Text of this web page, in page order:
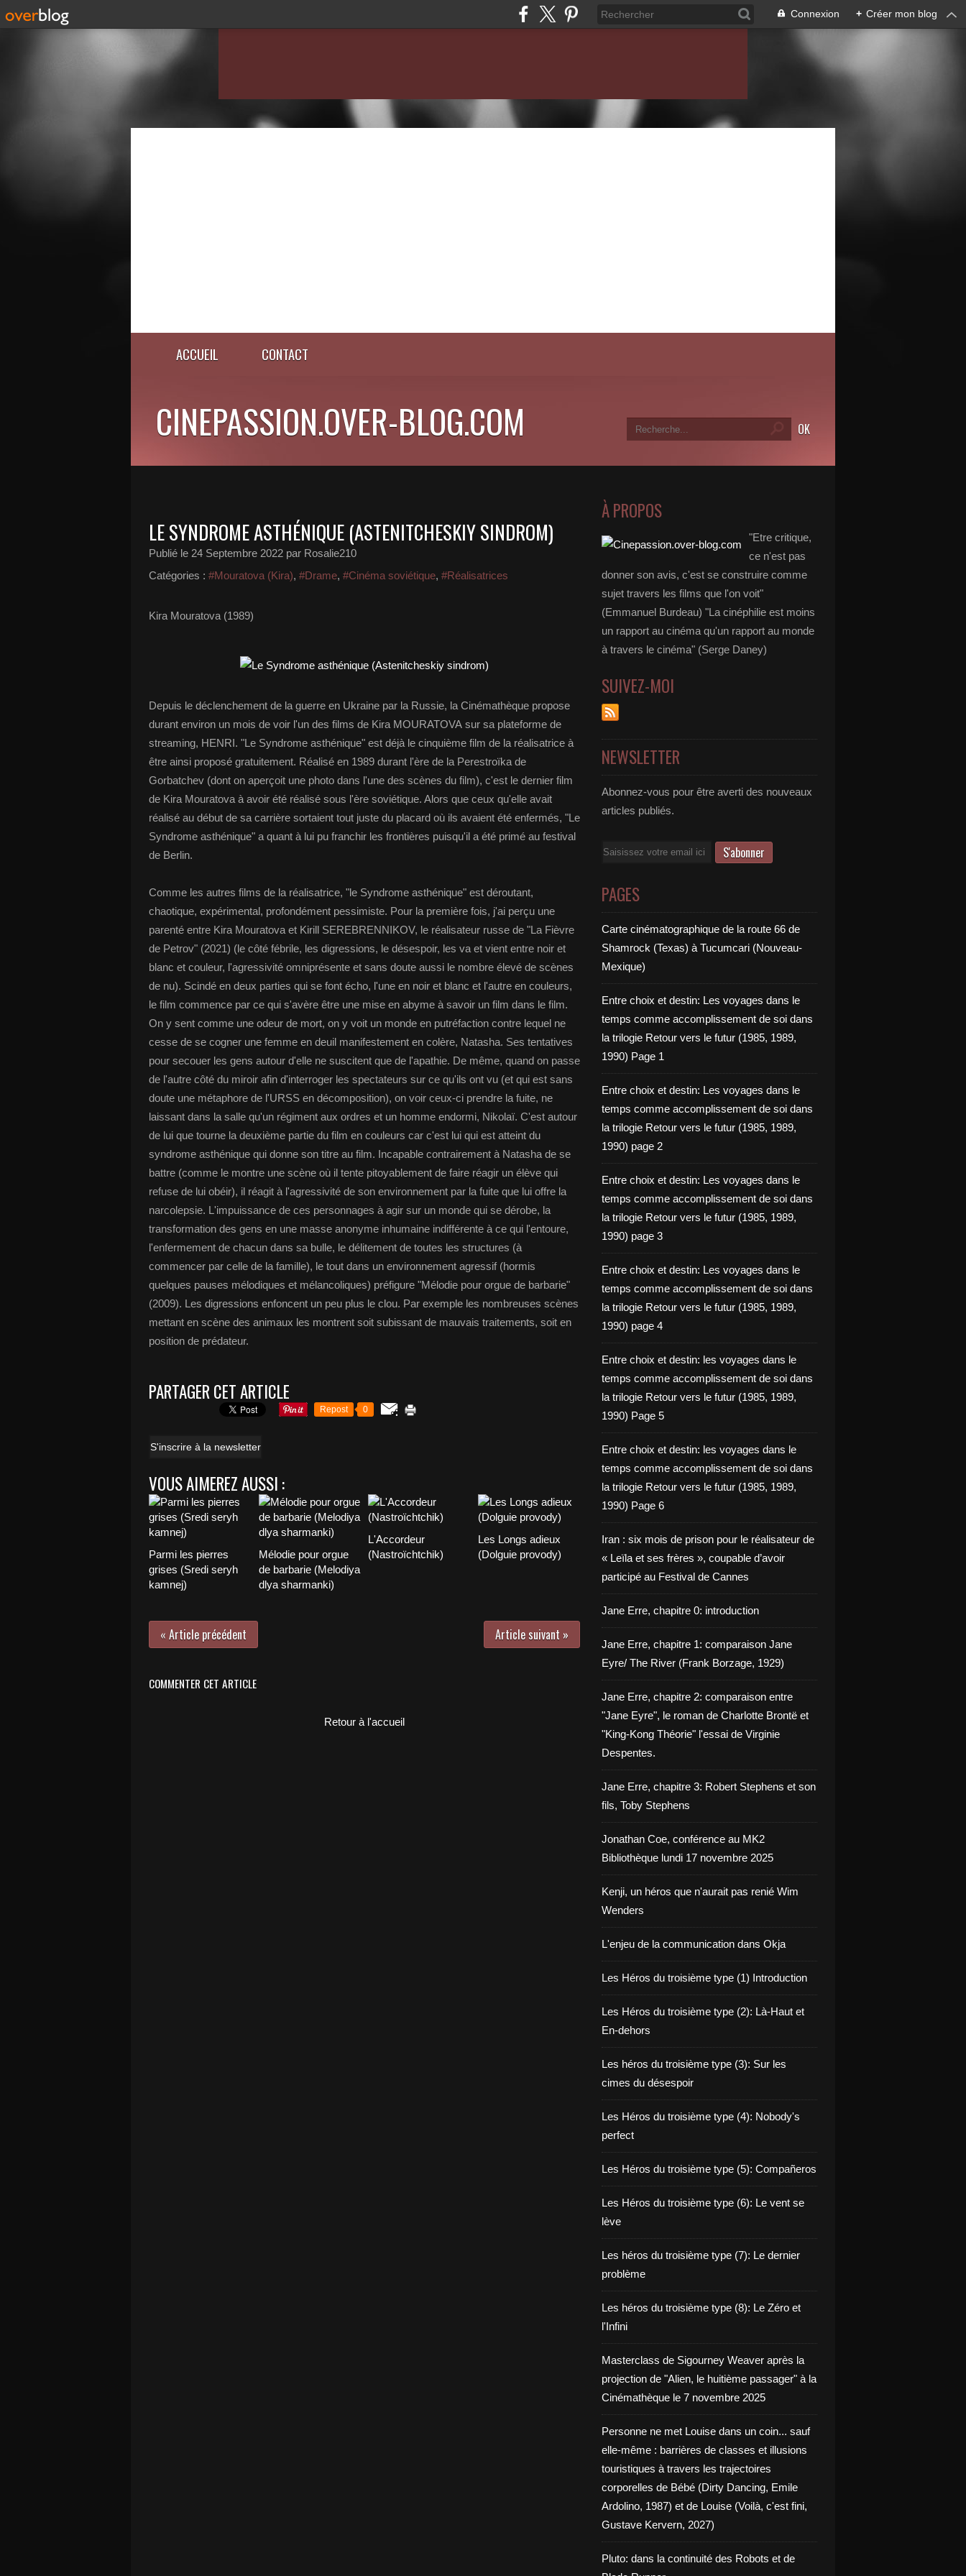
Connexion + Créer mon blog
ACCUEIL CONTACT
CINEPASSION.OVER-BLOG.COM
LE SYNDROME ASTHÉNIQUE (ASTENITCHESKIY SINDROM)
Publié le 24 Septembre 2022 par Rosalie210
Catégories : #Mouratova (Kira), #Drame, #Cinéma soviétique, #Réalisatrices
Kira Mouratova (1989)
Depuis le déclenchement de la guerre en Ukraine par la Russie, la Cinémathèque propose
durant environ un mois de voir l'un des films de Kira MOURATOVA sur sa plateforme de
streaming, HENRI. "Le Syndrome asthénique" est déjà le cinquième film de la réalisatrice à
être ainsi proposé gratuitement. Réalisé en 1989 durant l'ère de la Perestroïka de
Gorbatchev (dont on aperçoit une photo dans l'une des scènes du film), c'est le dernier film
de Kira Mouratova à avoir été réalisé sous l'ère soviétique. Alors que ceux qu'elle avait
réalisé au début de sa carrière sortaient tout juste du placard où ils avaient été enfermés, "Le
Syndrome asthénique" a quant à lui pu franchir les frontières puisqu'il a été primé au festival
de Berlin.
Comme les autres films de la réalisatrice, "le Syndrome asthénique" est déroutant,
chaotique, expérimental, profondément pessimiste. Pour la première fois, j'ai perçu une
parenté entre Kira Mouratova et Kirill SEREBRENNIKOV, le réalisateur russe de "La Fièvre
de Petrov" (2021) (le côté fébrile, les digressions, le désespoir, les va et vient entre noir et
blanc et couleur, l'agressivité omniprésente et sans doute aussi le nombre élevé de scènes
de nu). Scindé en deux parties qui se font écho, l'une en noir et blanc et l'autre en couleurs,
le film commence par ce qui s'avère être une mise en abyme à savoir un film dans le film.
On y sent comme une odeur de mort, on y voit un monde en putréfaction contre lequel ne
cesse de se cogner une femme en deuil manifestement en colère, Natasha. Ses tentatives
pour secouer les gens autour d'elle ne suscitent que de l'apathie. De même, quand on passe
de l'autre côté du miroir afin d'interroger les spectateurs sur ce qu'ils ont vu (et qui est sans
doute une métaphore de l'URSS en décomposition), on voir ceux-ci prendre la fuite, ne
laissant dans la salle qu'un régiment aux ordres et un homme endormi, Nikolaï. C'est autour
de lui que tourne la deuxième partie du film en couleurs car c'est lui qui est atteint du
syndrome asthénique qui donne son titre au film. Incapable contrairement à Natasha de se
battre (comme le montre une scène où il tente pitoyablement de faire réagir un élève qui
refuse de lui obéir), il réagit à l'agressivité de son environnement par la fuite que lui offre la
narcolepsie. L'impuissance de ces personnages à agir sur un monde qui se dérobe, la
transformation des gens en une masse anonyme inhumaine indifférente à ce qui l'entoure,
l'enfermement de chacun dans sa bulle, le délitement de toutes les structures (à
commencer par celle de la famille), le tout dans un environnement agressif (hormis
quelques pauses mélodiques et mélancoliques) préfigure "Mélodie pour orgue de barbarie"
(2009). Les digressions enfoncent un peu plus le clou. Par exemple les nombreuses scènes
mettant en scène des animaux les montrent soit subissant de mauvais traitements, soit en
position de prédateur.
PARTAGER CET ARTICLE
Repost 0
S'inscrire à la newsletter
VOUS AIMEREZ AUSSI :
Parmi les pierres
grises (Sredi seryh
kamnej)
Mélodie pour orgue
de barbarie (Melodiya
dlya sharmanki)
L'Accordeur
(Nastroïchtchik)
Les Longs adieux
(Dolguie provody)
« Article précédent Article suivant »
COMMENTER CET ARTICLE
Retour à l'accueil
À PROPOS
"Etre critique,
ce n'est pas
donner son avis, c'est se construire comme
sujet travers les films que l'on voit"
(Emmanuel Burdeau) "La cinéphilie est moins
un rapport au cinéma qu'un rapport au monde
à travers le cinéma" (Serge Daney)
SUIVEZ-MOI
NEWSLETTER
Abonnez-vous pour être averti des nouveaux
articles publiés.
Email
PAGES
Carte cinématographique de la route 66 de
Shamrock (Texas) à Tucumcari (Nouveau-
Mexique)
Entre choix et destin: Les voyages dans le
temps comme accomplissement de soi dans
la trilogie Retour vers le futur (1985, 1989,
1990) Page 1
Entre choix et destin: Les voyages dans le
temps comme accomplissement de soi dans
la trilogie Retour vers le futur (1985, 1989,
1990) page 2
Entre choix et destin: Les voyages dans le
temps comme accomplissement de soi dans
la trilogie Retour vers le futur (1985, 1989,
1990) page 3
Entre choix et destin: Les voyages dans le
temps comme accomplissement de soi dans
la trilogie Retour vers le futur (1985, 1989,
1990) page 4
Entre choix et destin: les voyages dans le
temps comme accomplissement de soi dans
la trilogie Retour vers le futur (1985, 1989,
1990) Page 5
Entre choix et destin: les voyages dans le
temps comme accomplissement de soi dans
la trilogie Retour vers le futur (1985, 1989,
1990) Page 6
Iran : six mois de prison pour le réalisateur de
« Leïla et ses frères », coupable d’avoir
participé au Festival de Cannes
Jane Erre, chapitre 0: introduction
Jane Erre, chapitre 1: comparaison Jane
Eyre/ The River (Frank Borzage, 1929)
Jane Erre, chapitre 2: comparaison entre
"Jane Eyre", le roman de Charlotte Brontë et
"King-Kong Théorie" l'essai de Virginie
Despentes.
Jane Erre, chapitre 3: Robert Stephens et son
fils, Toby Stephens
Jonathan Coe, conférence au MK2
Bibliothèque lundi 17 novembre 2025
Kenji, un héros que n'aurait pas renié Wim
Wenders
L'enjeu de la communication dans Okja
Les Héros du troisième type (1) Introduction
Les Héros du troisième type (2): Là-Haut et
En-dehors
Les héros du troisième type (3): Sur les
cimes du désespoir
Les Héros du troisième type (4): Nobody's
perfect
Les Héros du troisième type (5): Compañeros
Les Héros du troisième type (6): Le vent se
lève
Les héros du troisième type (7): Le dernier
problème
Les héros du troisième type (8): Le Zéro et
l'Infini
Masterclass de Sigourney Weaver après la
projection de "Alien, le huitième passager" à la
Cinémathèque le 7 novembre 2025
Personne ne met Louise dans un coin... sauf
elle-même : barrières de classes et illusions
touristiques à travers les trajectoires
corporelles de Bébé (Dirty Dancing, Emile
Ardolino, 1987) et de Louise (Voilà, c'est fini,
Gustave Kervern, 2027)
Pluto: dans la continuité des Robots et de